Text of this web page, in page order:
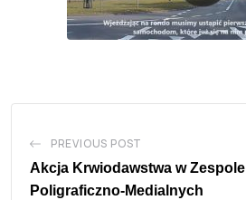
PREVIOUS POST
Akcja Krwiodawstwa w Zespole
Poligraficzno-Medialnych